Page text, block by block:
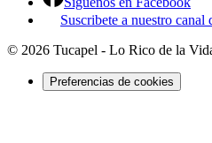
Suscribete a nuestro canal
© 2026 Tucapel - Lo Rico de la
Preferencias de cookies